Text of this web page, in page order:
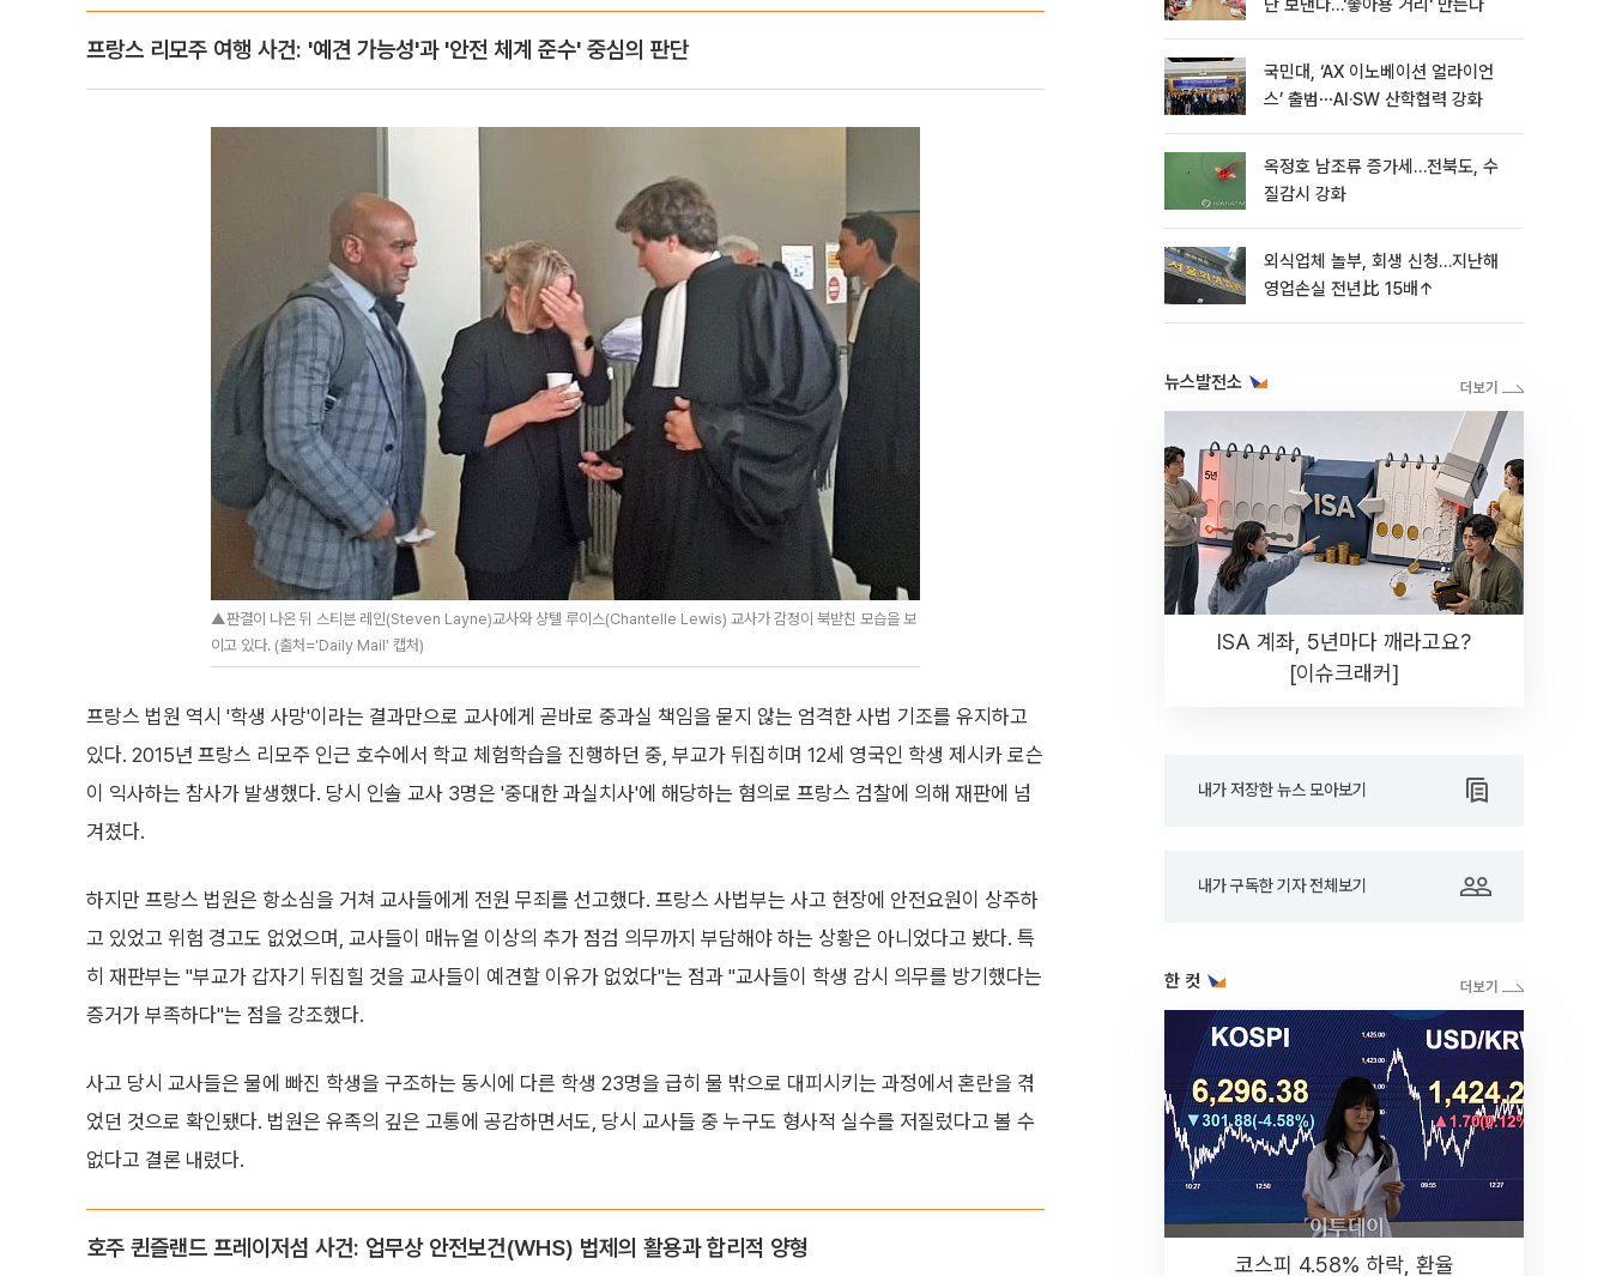
프랑스 리모주 여행 사건: '예견 가능성'과 '안전 체계 준수' 중심의 판단
▲판결이 나온 뒤 스티븐 레인(Steven Layne)교사와 샹텔 루이스(Chantelle Lewis) 교사가 감정이 북받친 모습을 보
이고 있다. (출처='Daily Mail' 캡처)
프랑스 법원 역시 '학생 사망'이라는 결과만으로 교사에게 곧바로 중과실 책임을 묻지 않는 엄격한 사법 기조를 유지하고
있다. 2015년 프랑스 리모주 인근 호수에서 학교 체험학습을 진행하던 중, 부교가 뒤집히며 12세 영국인 학생 제시카 로슨
이 익사하는 참사가 발생했다. 당시 인솔 교사 3명은 '중대한 과실치사'에 해당하는 혐의로 프랑스 검찰에 의해 재판에 넘
겨졌다.
하지만 프랑스 법원은 항소심을 거쳐 교사들에게 전원 무죄를 선고했다. 프랑스 사법부는 사고 현장에 안전요원이 상주하
고 있었고 위험 경고도 없었으며, 교사들이 매뉴얼 이상의 추가 점검 의무까지 부담해야 하는 상황은 아니었다고 봤다. 특
히 재판부는 "부교가 갑자기 뒤집힐 것을 교사들이 예견할 이유가 없었다"는 점과 "교사들이 학생 감시 의무를 방기했다는
증거가 부족하다"는 점을 강조했다.
사고 당시 교사들은 물에 빠진 학생을 구조하는 동시에 다른 학생 23명을 급히 물 밖으로 대피시키는 과정에서 혼란을 겪
었던 것으로 확인됐다. 법원은 유족의 깊은 고통에 공감하면서도, 당시 교사들 중 누구도 형사적 실수를 저질렀다고 볼 수
없다고 결론 내렸다.
호주 퀸즐랜드 프레이저섬 사건: 업무상 안전보건(WHS) 법제의 활용과 합리적 양형
단 보낸다…'좋아용 거리' 만든다
국민대, ‘AX 이노베이션 얼라이언
스’ 출범⋯AI·SW 산학협력 강화
옥정호 남조류 증가세…전북도, 수
질감시 강화
외식업체 놀부, 회생 신청…지난해
영업손실 전년比 15배↑
뉴스발전소
ISA 계좌, 5년마다 깨라고요?
[이슈크래커]
내가 저장한 뉴스 모아보기
내가 구독한 기자 전체보기
한 컷
코스피 4.58% 하락, 환율